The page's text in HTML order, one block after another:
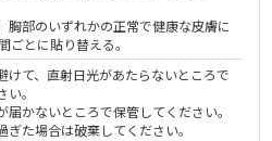
胸部のいずれかの正常で健康な皮膚に
ごとに貼り替える。
けて、直射日光があたらないところで
。
届かないところで保管してください。
ぎた場合は破棄してください。